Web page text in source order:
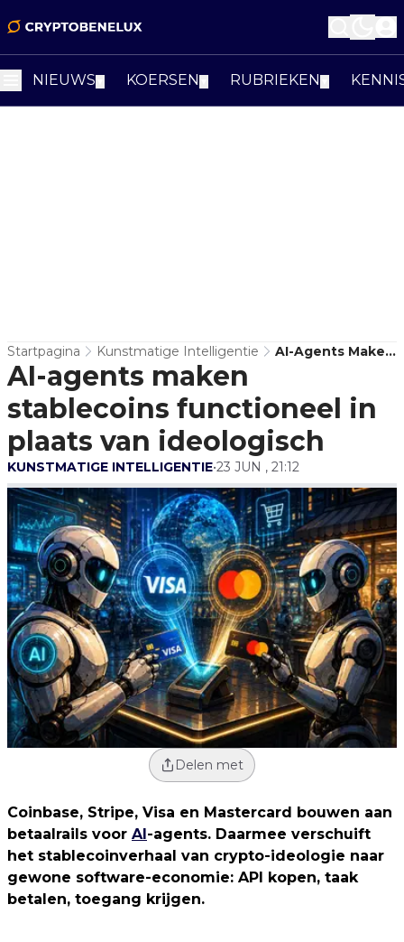
NIEUWS KOERSEN RUBRIEKEN
Startpagina Kunstmatige Intelligentie
AI-Agents Maken
Plaats Van
Ideologisch
AI-agents maken
stablecoins functioneel in
plaats van ideologisch
KUNSTMATIGE INTELLIGENTIE•23 JUN , 21:12
Delen met
Coinbase, Stripe, Visa en Mastercard bouwen aan
betaalrails voor AI-agents. Daarmee verschuift
het stablecoinverhaal van crypto-ideologie naar
gewone software-economie: API kopen, taak
betalen, toegang krijgen.